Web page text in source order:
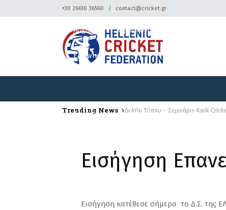
+30 26610 36560 contact@cricket.gr
Αρχική Ομοσπονδία Κρίκετ
Αρχική Ομοσπονδία
Ελληνικά
Trending News Δελτίο Τύπου – Σεμινάριο Kwik
Εισήγηση
Εισήγηση κατέθεσε σήμερα το Δ.Σ. της